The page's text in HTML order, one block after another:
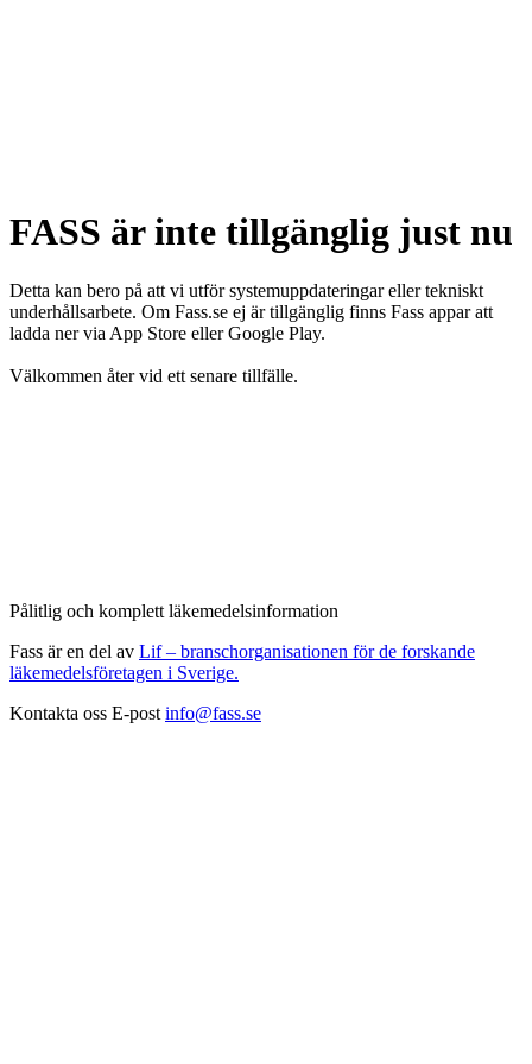
FASS är inte tillgänglig just nu
Detta kan bero på att vi utför systemuppdateringar eller tekniskt
underhållsarbete. Om Fass.se ej är tillgänglig finns Fass appar att
ladda ner via App Store eller Google Play.
Välkommen åter vid ett senare tillfälle.
Pålitlig och komplett läkemedelsinformation
Fass är en del av Lif – branschorganisationen för de forskande
läkemedelsföretagen i Sverige.
Kontakta oss E-post info@fass.se